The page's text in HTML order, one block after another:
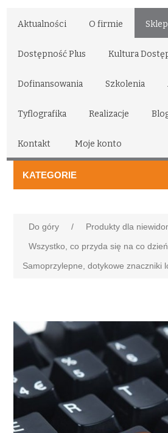
Aktualności O firmie Sklep
Dostępność Plus Kultura
Dofinansowania Szkolenia
Tyflografika Realizacje
Kontakt Moje konto
KATEGORIE
Do góry / Produkty dla
Wszystko, co przyda się na co dzień
Samoprzylepne, dotykowe znaczniki